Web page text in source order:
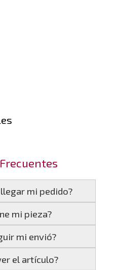
mi pedido?
un plazo estimado
, si realizas tu
h.
estimado de
mi pieza?
el tipo de producto:
: Para productos
mi envió?
electrónico con la
el artículo?